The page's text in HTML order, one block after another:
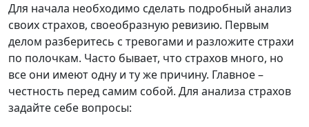
Для начала необходимо сделать подробный анализ
своих страхов, своеобразную ревизию. Первым
делом разберитесь с тревогами и разложите страхи
по полочкам. Часто бывает, что страхов много, но
все они имеют одну и ту же причину. Главное –
честность перед самим собой. Для анализа страхов
задайте себе вопросы: